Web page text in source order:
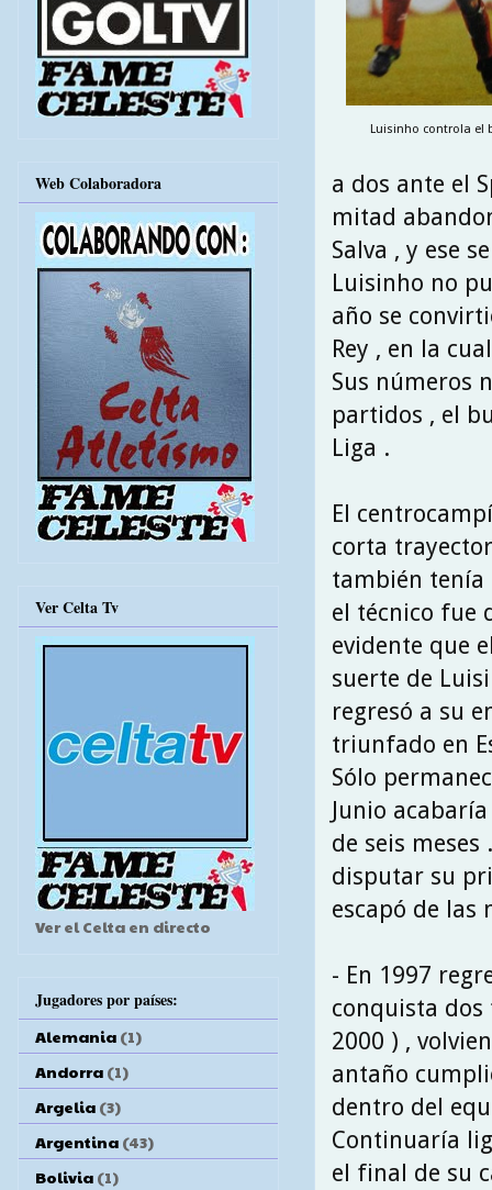
Luisinho controla el
a dos ante el
mitad
Salva , y ese
Luisinho no
año se
Rey , en la
Sus números
partidos , el
Liga .
El
corta
también tenía
el técnico fue
evidente que
suerte de
regresó a su
triunfado en
Sólo
Junio
de seis
disputar su
escapó de las
- En 1997
conquista dos
2000 ) ,
antaño
dentro del
Continuaría
el final de su
Web Colaboradora
Ver Celta Tv
Ver el Celta en directo
Jugadores por países:
Alemania (1)
Andorra (1)
Argelia (3)
Argentina (43)
Bolivia (1)